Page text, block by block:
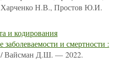
Н.В., Простов Ю.И.
и кодирования
заболеваемости и смертности :
/ Вайсман Д.Ш. — 2022.